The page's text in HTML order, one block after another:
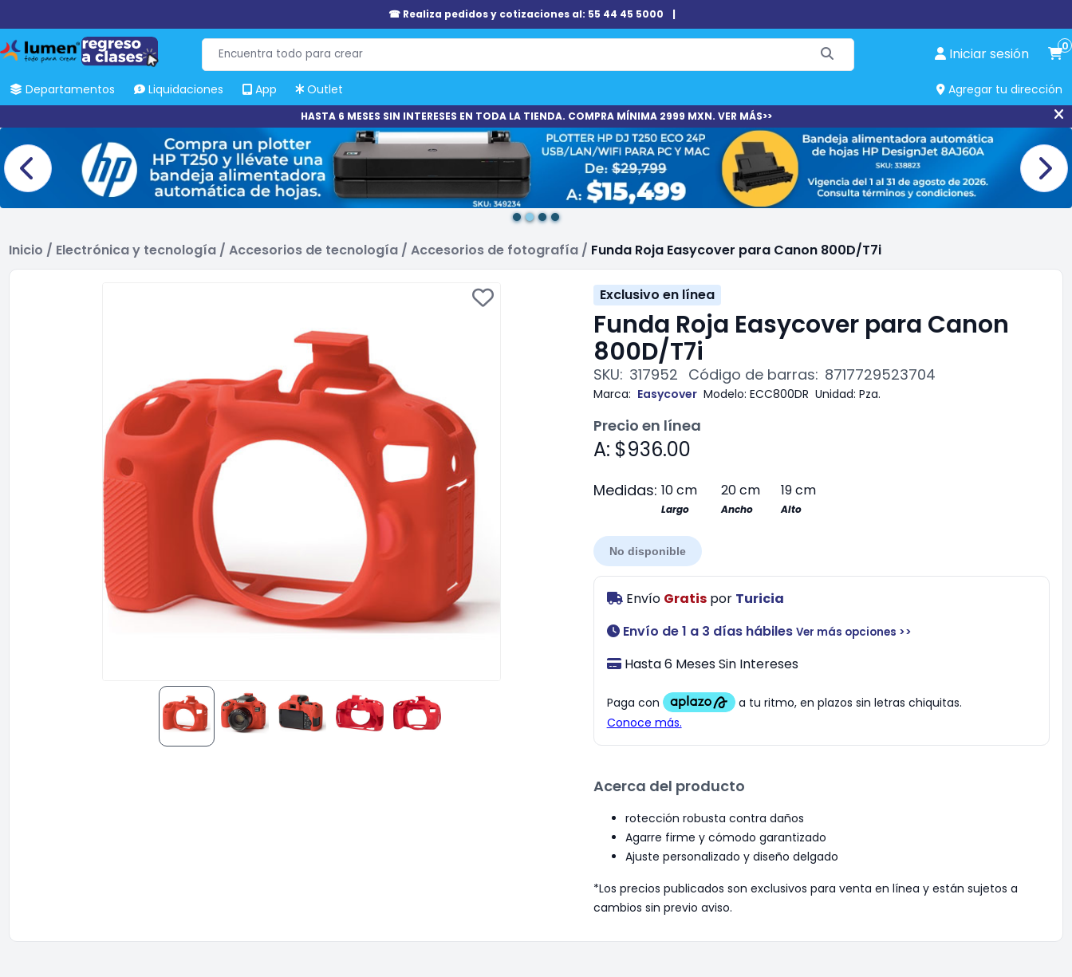
☎ Realiza pedidos y cotizaciones al: 55 44 45 5000 |
Iniciar sesión 0
Departamentos Liquidaciones App Outlet Agregar tu dirección
HASTA 6 MESES SIN INTERESES EN TODA LA TIENDA. COMPRA MÍNIMA 2999 MXN. VER MÁS>>
Inicio / Electrónica y tecnología / Accesorios de tecnología / Accesorios de fotografía / Funda Roja Easycover para Canon 800D/T7i
Exclusivo en línea
Funda Roja Easycover para Canon
800D/T7i
SKU: 317952 Código de barras: 8717729523704
Marca: Easycover Modelo: ECC800DR Unidad: Pza.
Precio en línea
A: $936.00
Medidas: 10 cm 20 cm 19 cm
Largo Ancho Alto
No disponible
Envío Gratispor Turicia
Envío de 1 a 3 días hábiles Ver más opciones >>
Hasta 6 Meses Sin Intereses
Acerca del producto
rotección robusta contra daños
Agarre firme y cómodo garantizado
Ajuste personalizado y diseño delgado
*Los precios publicados son exclusivos para venta en línea y están sujetos a
cambios sin previo aviso.